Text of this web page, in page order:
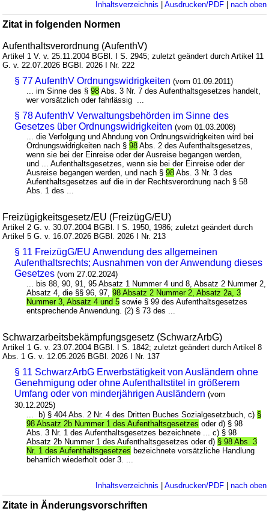
Inhaltsverzeichnis | Ausdrucken/PDF| nach oben
Zitat in folgenden Normen
Aufenthaltsverordnung (AufenthV)
Artikel 1 V. v. 25.11.2004 BGBl. I S. 2945; zuletzt geändert durch Artikel 11
G. v. 22.07.2026 BGBl. 2026 I Nr. 222
§ 77 AufenthV Ordnungswidrigkeiten (vom 01.09.2011)
... im Sinne des §98 Abs. 3 Nr. 7 des Aufenthaltsgesetzes handelt,
wer vorsätzlich oder fahrlässig ...
§ 78 AufenthV Verwaltungsbehörden im Sinne des
Gesetzes über Ordnungswidrigkeiten (vom 01.03.2008)
... die Verfolgung und Ahndung von Ordnungswidrigkeiten wird bei
Ordnungswidrigkeiten nach §98 Abs. 2 des Aufenthaltsgesetzes,
wenn sie bei der Einreise oder der Ausreise begangen werden,
und ... Aufenthaltsgesetzes, wenn sie bei der Einreise oder der
Ausreise begangen werden, und nach §98 Abs. 3 Nr. 3 des
Aufenthaltsgesetzes auf die in der Rechtsverordnung nach § 58
Abs. 1 des ...
Freizügigkeitsgesetz/EU (FreizügG/EU)
Artikel 2 G. v. 30.07.2004 BGBl. I S. 1950, 1986; zuletzt geändert durch
Artikel 5 G. v. 16.07.2026 BGBl. 2026 I Nr. 213
§ 11 FreizügG/EU Anwendung des allgemeinen
Aufenthaltsrechts; Ausnahmen von der Anwendung dieses
Gesetzes (vom 27.02.2024)
... bis 88, 90, 91, 95 Absatz 1 Nummer 4 und 8, Absatz 2 Nummer 2,
Absatz 4, die §§ 96, 97,98 Absatz 2 Nummer 2, Absatz 2a, 3
Nummer 3, Absatz 4 und 5 sowie § 99 des Aufenthaltsgesetzes
entsprechende Anwendung. (2) § 73 des ...
Schwarzarbeitsbekämpfungsgesetz (SchwarzArbG)
Artikel 1 G. v. 23.07.2004 BGBl. I S. 1842; zuletzt geändert durch Artikel 8
Abs. 1 G. v. 12.05.2026 BGBl. 2026 I Nr. 137
§ 11 SchwarzArbG Erwerbstätigkeit von Ausländern ohne
Genehmigung oder ohne Aufenthaltstitel in größerem
Umfang oder von minderjährigen Ausländern (vom
30.12.2025)
... b) § 404 Abs. 2 Nr. 4 des Dritten Buches Sozialgesetzbuch, c) §
98 Absatz 2b Nummer 1 des Aufenthaltsgesetzes oder d) § 98
Abs. 3 Nr. 1 des Aufenthaltsgesetzes bezeichnete ... c) § 98
Absatz 2b Nummer 1 des Aufenthaltsgesetzes oder d) § 98 Abs. 3
Nr. 1 des Aufenthaltsgesetzes bezeichnete vorsätzliche Handlung
beharrlich wiederholt oder 3. ...
Inhaltsverzeichnis | Ausdrucken/PDF| nach oben
Zitate in Änderungsvorschriften